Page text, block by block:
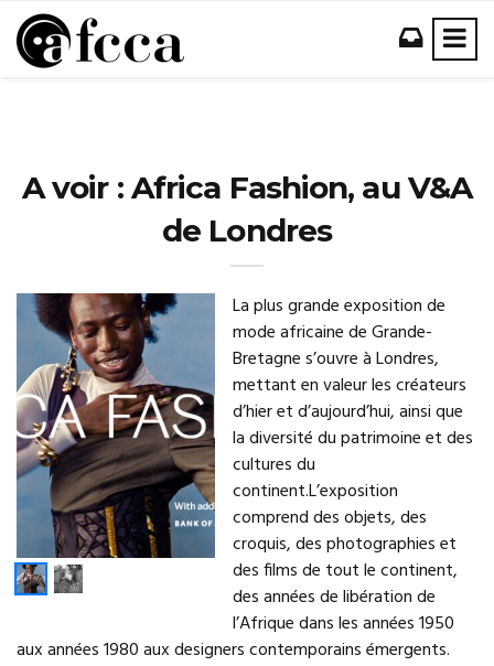
A voir : Africa Fashion, au V&A
de Londres
La plus grande exposition de
mode africaine de Grande-
Bretagne s’ouvre à Londres,
mettant en valeur les créateurs
d’hier et d’aujourd’hui, ainsi que
la diversité du patrimoine et des
cultures du
continent.L’exposition
comprend des objets, des
croquis, des photographies et
des films de tout le continent,
des années de libération de
l’Afrique dans les années 1950
aux années 1980 aux designers contemporains émergents.